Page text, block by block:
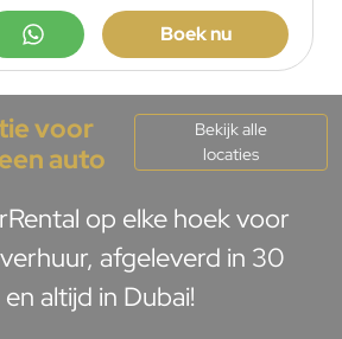
Boek nu
voor
auto
Bekijk alle
locaties
op elke hoek voor
afgeleverd in 30
altijd in Dubai!